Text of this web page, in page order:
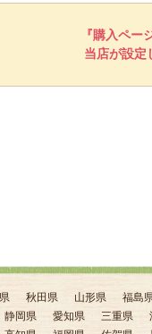
『購入ペ
当店が設定
秋田県 山形県 福島
静岡県 愛知県 三重県